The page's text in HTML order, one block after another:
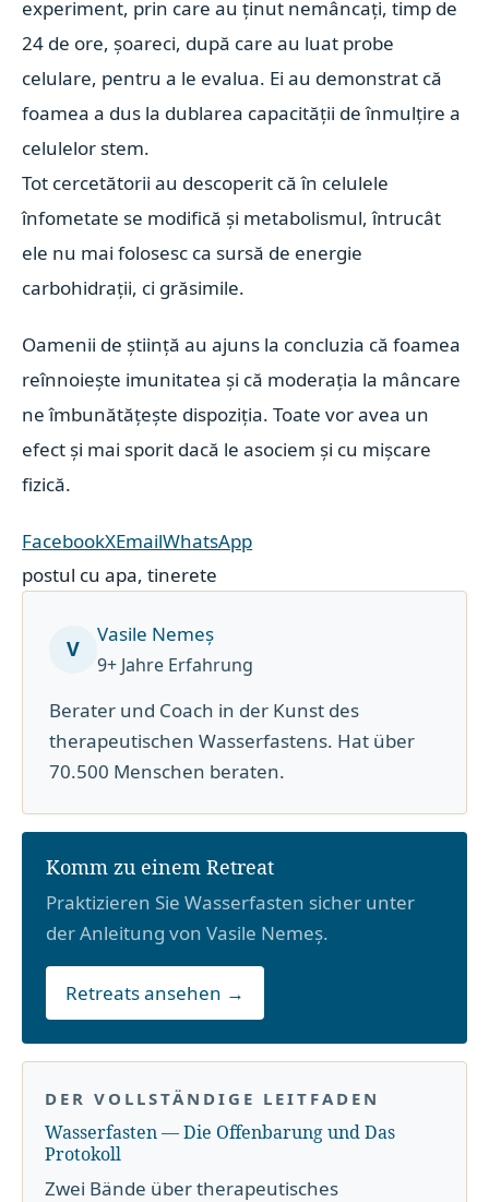
experiment, prin care au ținut nemâncați, timp de
24 de ore, șoareci, după care au luat probe
celulare, pentru a le evalua. Ei au demonstrat că
foamea a dus la dublarea capacității de înmulțire a
celulelor stem.
Tot cercetătorii au descoperit că în celulele
înfometate se modifică și metabolismul, întrucât
ele nu mai folosesc ca sursă de energie
carbohidrații, ci grăsimile.
Oamenii de știință au ajuns la concluzia că foamea
reînnoiește imunitatea și că moderația la mâncare
ne îmbunătățește dispoziția. Toate vor avea un
efect și mai sporit dacă le asociem și cu mișcare
fizică.
FacebookXEmailWhatsApp
postul cu apa,tinerete
V
Vasile Nemeș
9+ Jahre Erfahrung
Berater und Coach in der Kunst des
therapeutischen Wasserfastens. Hat über
70.500 Menschen beraten.
Komm zu einem Retreat
Praktizieren Sie Wasserfasten sicher unter
der Anleitung von Vasile Nemeș.
Retreats ansehen →
DER VOLLSTÄNDIGE LEITFADEN
Wasserfasten — Die Offenbarung und Das
Protokoll
Zwei Bände über therapeutisches